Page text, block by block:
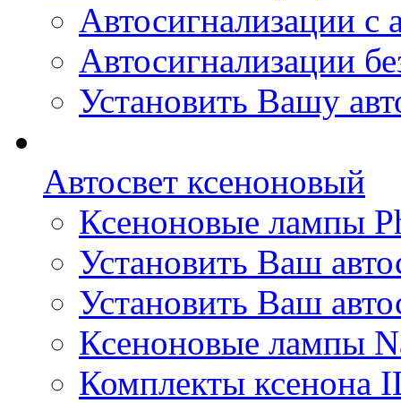
Автосигнализации с
Автосигнализации
Установить Вашу
Автосвет ксеноновый
Ксеноновые лампы
Установить Ваш
Установить Ваш
Ксеноновые лампы
Комплекты ксенона